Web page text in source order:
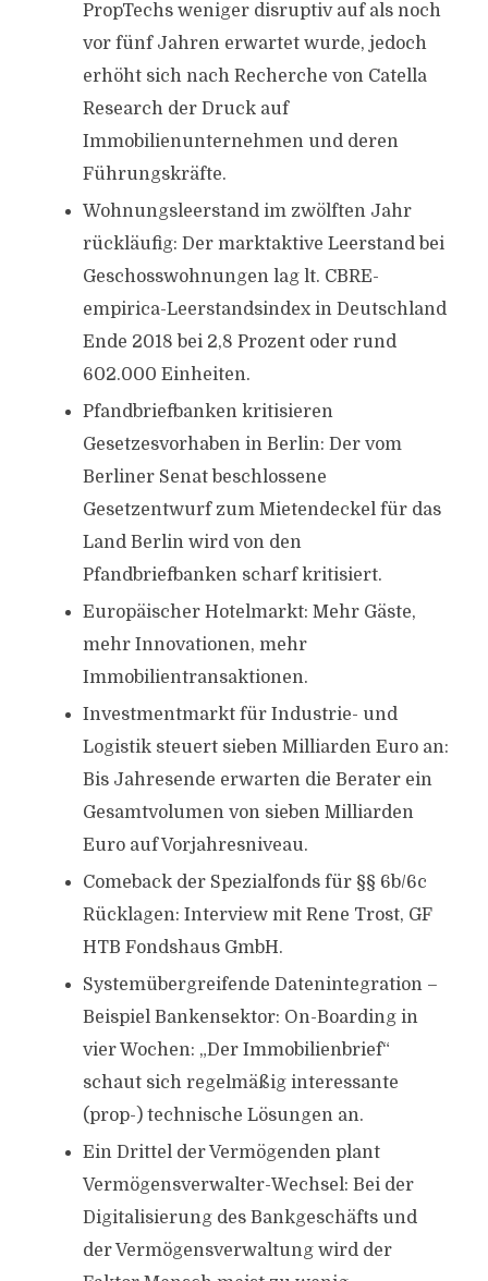
PropTechs weniger disruptiv auf als noch
vor fünf Jahren erwartet wurde, jedoch
erhöht sich nach Recherche von Catella
Research der Druck auf
Immobilienunternehmen und deren
Führungskräfte.
Wohnungsleerstand im zwölften Jahr
rückläufig: Der marktaktive Leerstand bei
Geschosswohnungen lag lt. CBRE-
empirica-Leerstandsindex in Deutschland
Ende 2018 bei 2,8 Prozent oder rund
602.000 Einheiten.
Pfandbriefbanken kritisieren
Gesetzesvorhaben in Berlin: Der vom
Berliner Senat beschlossene
Gesetzentwurf zum Mietendeckel für das
Land Berlin wird von den
Pfandbriefbanken scharf kritisiert.
Europäischer Hotelmarkt: Mehr Gäste,
mehr Innovationen, mehr
Immobilientransaktionen.
Investmentmarkt für Industrie- und
Logistik steuert sieben Milliarden Euro an:
Bis Jahresende erwarten die Berater ein
Gesamtvolumen von sieben Milliarden
Euro auf Vorjahresniveau.
Comeback der Spezialfonds für §§ 6b/6c
Rücklagen: Interview mit Rene Trost, GF
HTB Fondshaus GmbH.
Systemübergreifende Datenintegration –
Beispiel Bankensektor: On-Boarding in
vier Wochen: „Der Immobilienbrief“
schaut sich regelmäßig interessante
(prop-) technische Lösungen an.
Ein Drittel der Vermögenden plant
Vermögensverwalter-Wechsel: Bei der
Digitalisierung des Bankgeschäfts und
der Vermögensverwaltung wird der